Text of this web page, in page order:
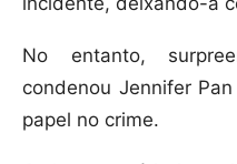
No entanto,
condenou Jennifer
papel no crime.